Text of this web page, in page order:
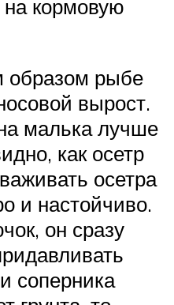
кормовую
образом рыбе
вырост.
малька лучше
как осетр
осетра
и настойчиво.
он сразу
соперника